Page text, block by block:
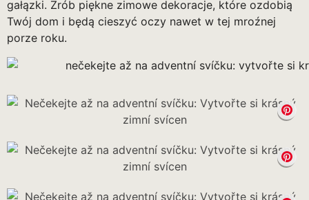
gałązki. Zrób piękne zimowe dekoracje, które ozdobią
Twój dom i będą cieszyć oczy nawet w tej mroźnej
porze roku.